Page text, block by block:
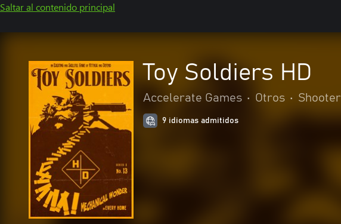
Saltar al contenido principal
Toy Soldiers HD
Accelerate Games • Otros • Shooter
9 idiomas admitidos